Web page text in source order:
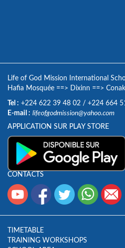
Life of God Mission International
Hafia Mosquée ==> Dixinn ==>
Tel : +224 622 39 48 02 / +224 664
E-mail : lifeofgodmission@yahoo.com
APPLICATION SUR PLAY STORE
CONTACTS
TIMETABLE
TRAINING WORKSHOPS